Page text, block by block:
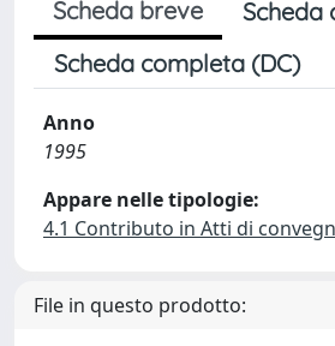
Scheda breve
Scheda
Scheda completa (DC)
Anno
1995
Appare nelle tipologie:
4.1 Contributo in Atti di
File in questo prodotto: